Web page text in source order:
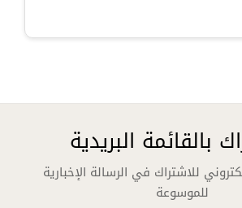
بالقائمة البريدية
للاشتراك في الرسالة الإخبارية
للموسوعة